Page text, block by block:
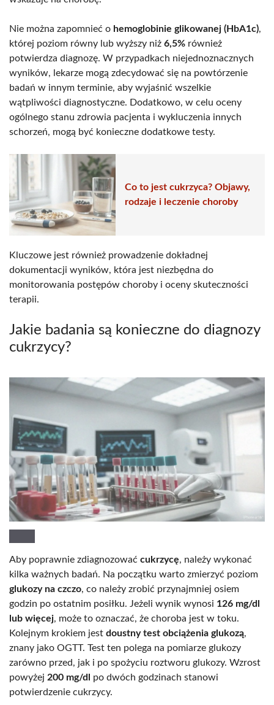
Nie można zapomnieć o hemoglobinie glikowanej (HbA1c),
której poziom równy lub wyższy niż 6,5% również
potwierdza diagnozę. W przypadkach niejednoznacznych
wyników, lekarze mogą zdecydować się na powtórzenie
badań w innym terminie, aby wyjaśnić wszelkie
wątpliwości diagnostyczne. Dodatkowo, w celu oceny
ogólnego stanu zdrowia pacjenta i wykluczenia innych
schorzeń, mogą być konieczne dodatkowe testy.
Co to jest cukrzyca? Objawy,
rodzaje i leczenie choroby
Kluczowe jest również prowadzenie dokładnej
dokumentacji wyników, która jest niezbędna do
monitorowania postępów choroby i oceny skuteczności
terapii.
Jakie badania są konieczne do diagnozy
cukrzycy?
Aby poprawnie zdiagnozować cukrzycę, należy wykonać
kilka ważnych badań. Na początku warto zmierzyć poziom
glukozy na czczo, co należy zrobić przynajmniej osiem
godzin po ostatnim posiłku. Jeżeli wynik wynosi 126 mg/dl
lub więcej, może to oznaczać, że choroba jest w toku.
Kolejnym krokiem jest doustny test obciążenia glukozą,
znany jako OGTT. Test ten polega na pomiarze glukozy
zarówno przed, jak i po spożyciu roztworu glukozy. Wzrost
powyżej 200 mg/dl
po dwóch godzinach stanowi
potwierdzenie cukrzycy.